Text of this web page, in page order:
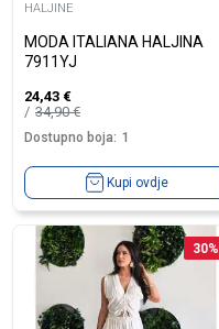
HALJINE
MODA ITALIANA HALJINA
7911YJ
24,43 €
34,90€
Dostupno boja: 1
Kupi ovdje
30%